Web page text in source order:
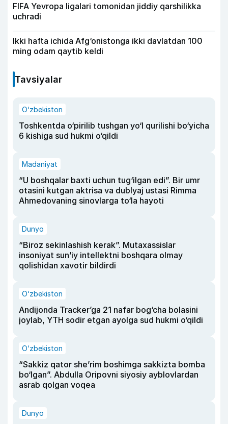
FIFA Yevropa ligalari tomonidan jiddiy qarshilikka
uchradi
Ikki hafta ichida Afg‘onistonga ikki davlatdan 100
ming odam qaytib keldi
Tavsiyalar
O‘zbekiston
Toshkentda o‘pirilib tushgan yo‘l qurilishi bo‘yicha
6 kishiga sud hukmi o‘qildi
Madaniyat
“U boshqalar baxti uchun tug‘ilgan edi”. Bir umr
otasini kutgan aktrisa va dublyaj ustasi Rimma
Ahmedovaning sinovlarga to‘la hayoti
Dunyo
“Biroz sekinlashish kerak”. Mutaxassislar
insoniyat sun’iy intellektni boshqara olmay
qolishidan xavotir bildirdi
O‘zbekiston
Andijonda Tracker’ga 21 nafar bog‘cha bolasini
joylab, YTH sodir etgan ayolga sud hukmi o‘qildi
O‘zbekiston
“Sakkiz qator she’rim boshimga sakkizta bomba
bo‘lgan”. Abdulla Oripovni siyosiy ayblovlardan
asrab qolgan voqea
Dunyo